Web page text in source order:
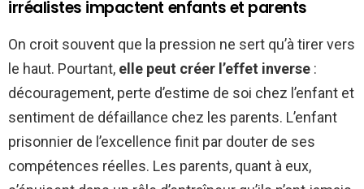
irréalistes impactent enfants et parents
On croit souvent que la pression ne sert qu’à tirer vers
le haut. Pourtant, elle peut créer l’effet inverse :
découragement, perte d’estime de soi chez l’enfant et
sentiment de défaillance chez les parents. L’enfant
prisonnier de l’excellence finit par douter de ses
compétences réelles. Les parents, quant à eux,